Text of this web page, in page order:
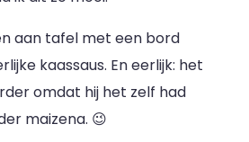
aan tafel met een bord
kaassaus. En eerlijk: het
omdat hij het zelf had
maizena. 😉